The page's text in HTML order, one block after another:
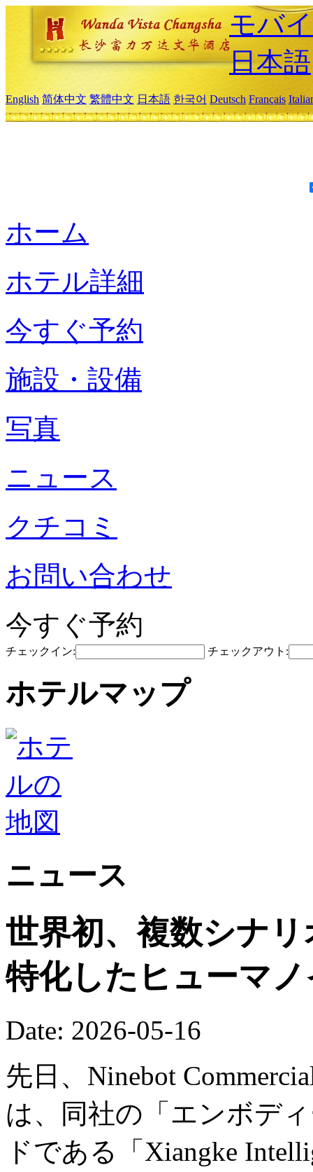
モバ
日本語
English 简体中文 繁體中文 日本語 한국어 Deutsch Français
ホーム
ホテル詳細
今すぐ予約
施設・設備
写真
ニュース
クチコミ
お問い合わせ
今すぐ予約
チェックイン: チェックアウト:
ホテルマップ
ニュース
世界初、複数シナ
特化したヒューマ
Date: 2026-05-16
先日、Ninebot
は、同社の「エンボデ
ドである「Xiangke